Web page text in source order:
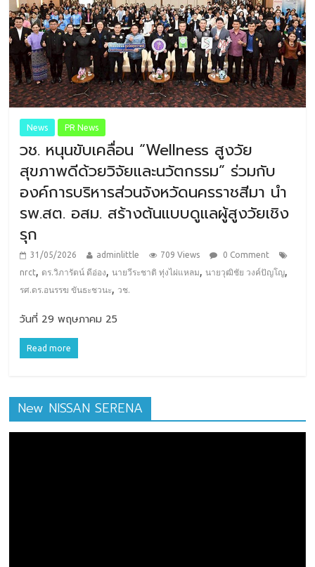
News PR News
วช. หนุนขับเคลื่อน “Wellness สูงวัย
สุขภาพดีด้วยวิจัยและนวัตกรรม” ร่วมกับ
องค์การบริหารส่วนจังหวัดนครราชสีมา นำ
รพ.สต. อสม. สร้างต้นแบบดูแลผู้สูงวัยเชิง
รุก
31/05/2026 adminlittle 709 Views
0 Comment
nrct, ดร.วิภารัตน์ ดีอ่อง,นายวีระชาติ ทุ่งไผ่แหลม,นายวุฒิชัย วงค์ปัญโญ,
รศ.ดร.อนรรฆ ขันธะชวนะ, วช.
วันที่ 29 พฤษภาคม 25
Read more
New NISSAN SERENA